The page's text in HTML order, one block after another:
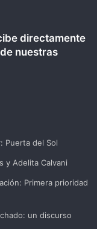
directamente
nuestras
Puerta del Sol
y Adelita Calvani
Primera prioridad
un discurso